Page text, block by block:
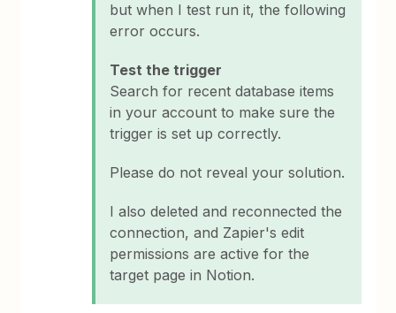
but when I test run it, the following
error occurs.
Test the trigger
Search for recent database items
in your account to make sure the
trigger is set up correctly.
Please do not reveal your solution.
I also deleted and reconnected the
connection, and Zapier's edit
permissions are active for the
target page in Notion.